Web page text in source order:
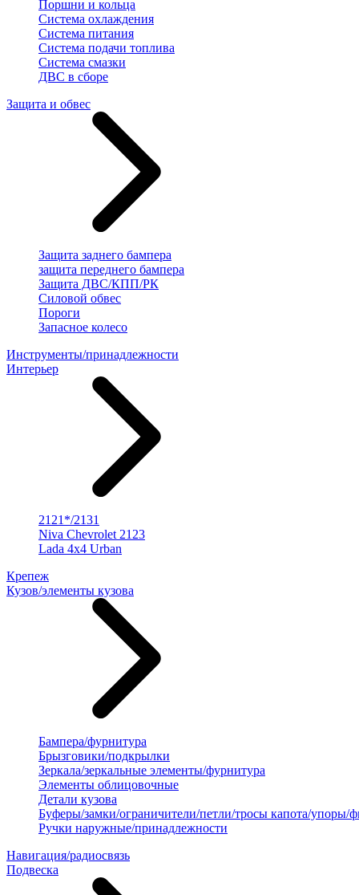
Поршни и кольца
Система охлаждения
Система питания
Система подачи топлива
Система смазки
ДВС в сборе
Защита и обвес
Защита заднего бампера
защита переднего бампера
Защита ДВС/КПП/РК
Силовой обвес
Пороги
Запасное колесо
Инструменты/принадлежности
Интерьер
2121*/2131
Niva Chevrolet 2123
Lada 4x4 Urban
Крепеж
Кузов/элементы кузова
Бампера/фурнитура
Брызговики/подкрылки
Зеркала/зеркальные элементы/фурнитура
Элементы облицовочные
Детали кузова
Буферы/замки/ограничители/петли/тросы капота/упоры/
Ручки наружные/принадлежности
Навигация/радиосвязь
Подвеска